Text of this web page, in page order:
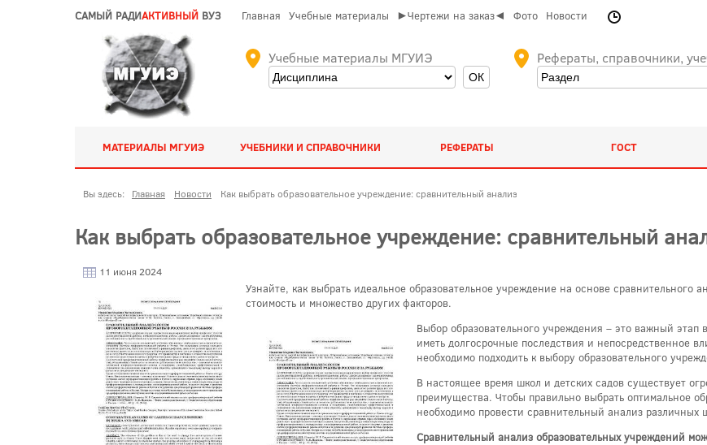
САМЫЙ РАДИАКТИВНЫЙ ВУЗ Главная Учебные материалы ►Чертежи на заказ◄ Фото Новости
Учебные материалы МГУИЭ Рефераты, справочники,
МАТЕРИАЛЫ МГУИЭ УЧЕБНИКИ И СПРАВОЧНИКИ РЕФЕРАТЫ ГОСТ
Вы здесь: Главная Новости Как выбрать образовательное учреждение: сравнительный анализ
Как выбрать образовательное учреждение: сравнительный
11 июня 2024
Узнайте, как выбрать идеальное образовательное учреждение на основе сравнительного
стоимость и множество других факторов.
Выбор образовательного учреждения – это важный
иметь долгосрочные последствия и непосредственное
необходимо подходить к выбору образовательного
В настоящее время школ и детских садов существует
преимущества. Чтобы правильно выбрать оптимальное
необходимо провести сравнительный анализ различных
Сравнительный анализ образовательных учреждений